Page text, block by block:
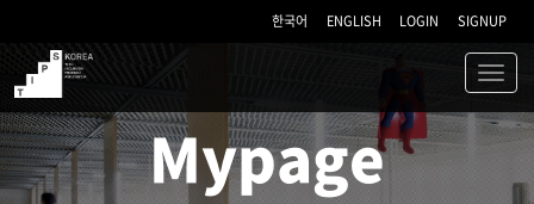
한국어 ENGLISH LOGIN SIGNUP
TIPS
Mypage